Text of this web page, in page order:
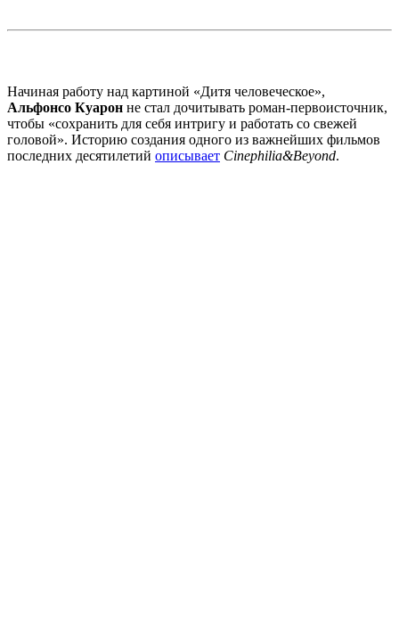
Начиная работу над картиной «Дитя человеческое»,
Альфонсо Куарон не стал дочитывать роман-первоисточник,
чтобы «сохранить для себя интригу и работать со свежей
головой». Историю создания одного из важнейших фильмов
последних десятилетий описывает Cinephilia&Beyond.